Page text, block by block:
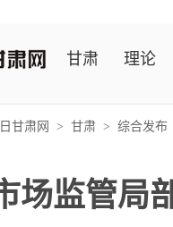
甘肃 理论
甘肃网 > 甘肃 > 综合发布
场监管局